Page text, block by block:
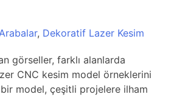
, Dekoratif Lazer Kesim
görseller, farklı alanlarda
CNC kesim model örneklerini
model, çeşitli projelere ilham